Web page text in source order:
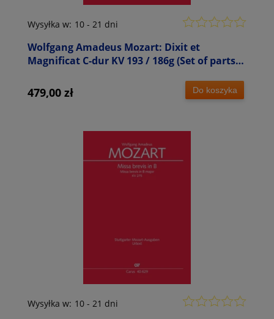
Wolfgang Amadeus Mozart: Dixit et
Magnificat C-dur KV 193 / 186g (Set of parts) -
Wysyłka w: 10 - 21 dni
479,00 zł Do koszyka
Wysyłka w: 10 - 21 dni